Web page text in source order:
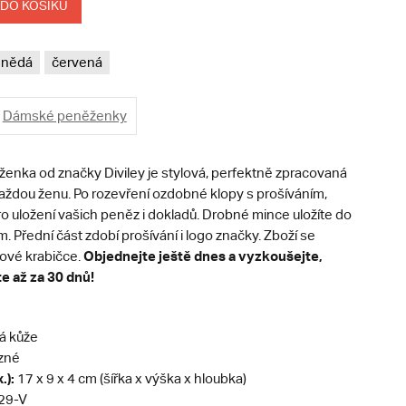
KOŠÍKU
červená
Dámské peněženky
od značky Diviley je stylová, perfektně zpracovaná
ženu. Po rozevření ozdobné klopy s prošíváním,
uložení vašich peněz i dokladů. Drobné mince uložíte do
Přední část zdobí prošívání i logo značky. Zboží se
krabičce. Objednejte ještě dnes a vyzkoušejte,
až za 30 dnů!
kůže
17 x 9 x 4 cm (šířka x výška x hloubka)
V